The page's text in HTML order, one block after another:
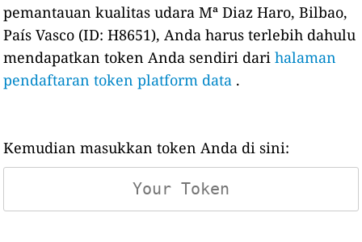
pemantauan kualitas udara Mª Diaz Haro, Bilbao,
País Vasco (ID: H8651), Anda harus terlebih dahulu
mendapatkan token Anda sendiri darihalaman
pendaftaran token platform data .
Kemudian masukkan token Anda di sini: